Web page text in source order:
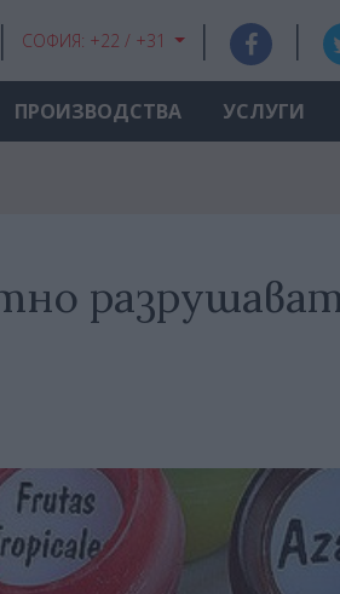
СОФИЯ: +22 / +31
ПРОИЗВОДСТВА УСЛУГИ